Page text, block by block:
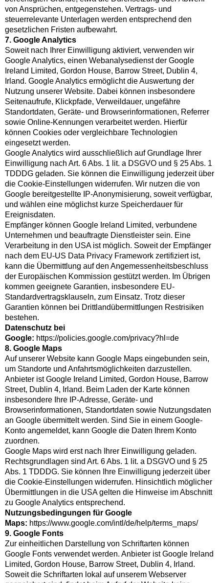
von Ansprüchen, entgegenstehen. Vertrags- und
steuerrelevante Unterlagen werden entsprechend den
gesetzlichen Fristen aufbewahrt.
7. Google Analytics
Soweit nach Ihrer Einwilligung aktiviert, verwenden wir
Google Analytics, einen Webanalysedienst der Google
Ireland Limited, Gordon House, Barrow Street, Dublin 4,
Irland. Google Analytics ermöglicht die Auswertung der
Nutzung unserer Website. Dabei können insbesondere
Seitenaufrufe, Klickpfade, Verweildauer, ungefähre
Standortdaten, Geräte- und Browserinformationen, Referrer
sowie Online-Kennungen verarbeitet werden. Hierfür
können Cookies oder vergleichbare Technologien
eingesetzt werden.
Google Analytics wird ausschließlich auf Grundlage Ihrer
Einwilligung nach Art. 6 Abs. 1 lit. a DSGVO und § 25 Abs. 1
TDDDG geladen. Sie können die Einwilligung jederzeit über
die Cookie-Einstellungen widerrufen. Wir nutzen die von
Google bereitgestellte IP-Anonymisierung, soweit verfügbar,
und wählen eine möglichst kurze Speicherdauer für
Ereignisdaten.
Empfänger können Google Ireland Limited, verbundene
Unternehmen und beauftragte Dienstleister sein. Eine
Verarbeitung in den USA ist möglich. Soweit der Empfänger
nach dem EU-US Data Privacy Framework zertifiziert ist,
kann die Übermittlung auf den Angemessenheitsbeschluss
der Europäischen Kommission gestützt werden. Im Übrigen
kommen geeignete Garantien, insbesondere EU-
Standardvertragsklauseln, zum Einsatz. Trotz dieser
Garantien können bei Drittlandübermittlungen Restrisiken
bestehen.
Datenschutz bei
Google: https://policies.google.com/privacy?hl=de
8. Google Maps
Auf unserer Website kann Google Maps eingebunden sein,
um Standorte und Anfahrtsmöglichkeiten darzustellen.
Anbieter ist Google Ireland Limited, Gordon House, Barrow
Street, Dublin 4, Irland. Beim Laden der Karte können
insbesondere Ihre IP-Adresse, Geräte- und
Browserinformationen, Standortdaten sowie Nutzungsdaten
an Google übermittelt werden. Sind Sie in einem Google-
Konto angemeldet, kann Google die Daten Ihrem Konto
zuordnen.
Google Maps wird erst nach Ihrer Einwilligung geladen.
Rechtsgrundlagen sind Art. 6 Abs. 1 lit. a DSGVO und § 25
Abs. 1 TDDDG. Sie können Ihre Einwilligung jederzeit über
die Cookie-Einstellungen widerrufen. Hinsichtlich möglicher
Übermittlungen in die USA gelten die Hinweise im Abschnitt
zu Google Analytics entsprechend.
Nutzungsbedingungen für Google
Maps: https://www.google.com/intl/de/help/terms_maps/
9. Google Fonts
Zur einheitlichen Darstellung von Schriftarten können
Google Fonts verwendet werden. Anbieter ist Google Ireland
Limited, Gordon House, Barrow Street, Dublin 4, Irland.
Soweit die Schriftarten lokal auf unserem Webserver